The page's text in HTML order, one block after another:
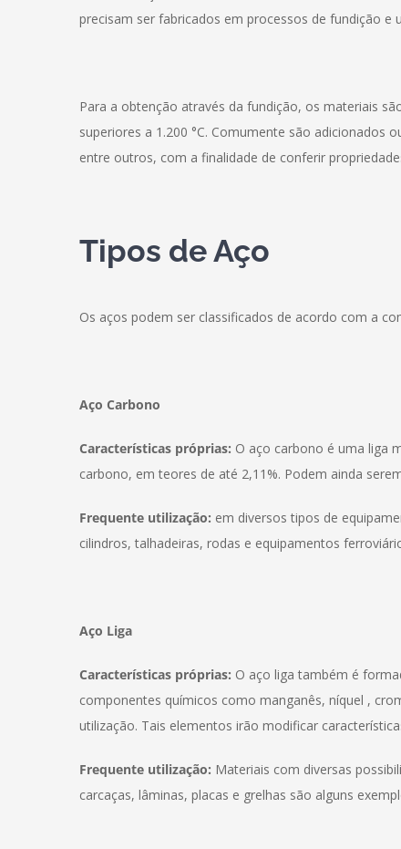
precisam ser fabricados em processos de fundição e
Para a obtenção através da fundição, os materiais
superiores a 1.200 °C. Comumente são
entre outros, com a finalidade de conferir
Tipos de Aço
Os aços podem ser classificados de acordo com a
Aço Carbono
Características próprias: O aço carbono é uma liga
carbono, em teores de até 2,11%. Podem ainda
Frequente utilização: em diversos tipos de
cilindros, talhadeiras, rodas e equipamentos
Aço Liga
Características próprias: O aço liga também é
componentes químicos como manganês, níquel ,
utilização. Tais elementos irão modificar
Frequente utilização: Materiais com diversas
carcaças, lâminas, placas e grelhas são alguns